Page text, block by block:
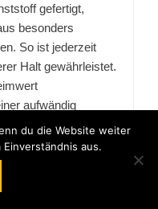
gefertigt,
besonders
So ist jederzeit
Halt gewährleistet.
aufwändig
ist dieses Set
Geburtstagen und
Bonus erhalten
extrem
du die Website weiter
aus.